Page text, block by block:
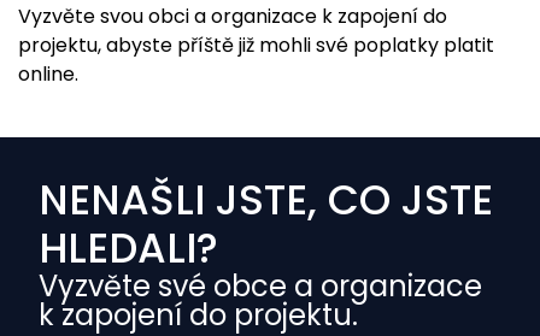
Vyzvěte svou obci a organizace k zapojení do
projektu, abyste příště již mohli své poplatky platit
online.
NENAŠLI JSTE, CO JSTE
HLEDALI?
Vyzvěte své obce a organizace
k zapojení do projektu.